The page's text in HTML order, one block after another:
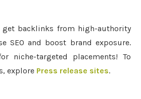
get backlinks from high-authority
SEO and boost brand exposure.
niche-targeted placements! To
explore Press release sites.